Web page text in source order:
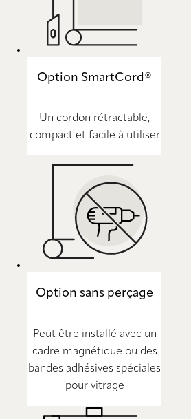
Option SmartCord®
Un cordon rétractable,
compact et facile à utiliser
Option sans perçage
Peut être installé avec un
cadre magnétique ou des
bandes adhésives spéciales
pour vitrage